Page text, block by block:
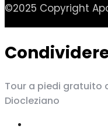
©2025 Copyright
Tour a piedi gratuito
Diocleziano